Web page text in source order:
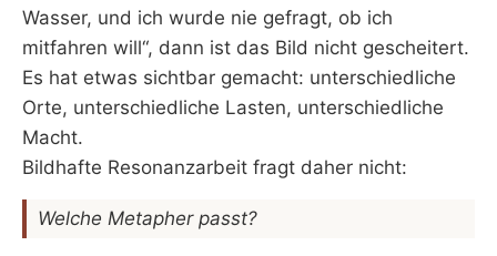
Wasser, und ich wurde nie gefragt, ob ich
mitfahren will“, dann ist das Bild nicht gescheitert.
Es hat etwas sichtbar gemacht: unterschiedliche
Orte, unterschiedliche Lasten, unterschiedliche
Macht.
Bildhafte Resonanzarbeit fragt daher nicht:
Welche Metapher passt?